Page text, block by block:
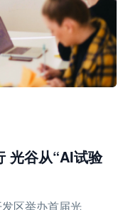
光谷从“AI试验
区举办首届光